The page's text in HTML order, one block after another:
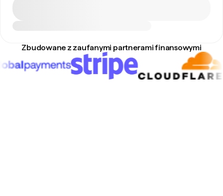
Zbudowane z zaufanymi partnerami finansowymi